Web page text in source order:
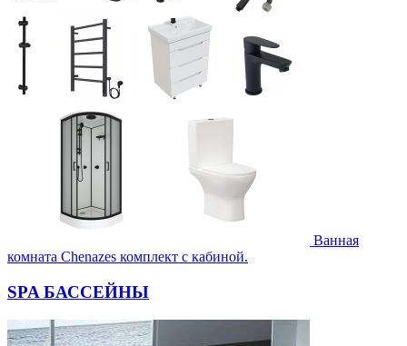
Ванная
комната Chenazes комплект с кабиной.
SPA БАССЕЙНЫ